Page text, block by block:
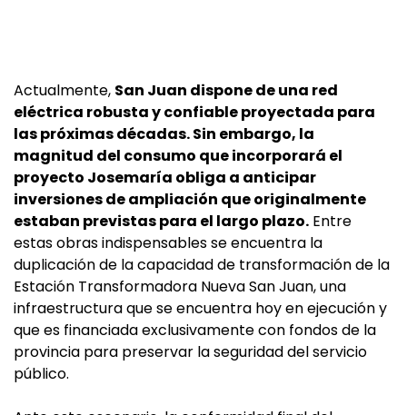
Actualmente, San Juan dispone de una red
eléctrica robusta y confiable proyectada para
las próximas décadas. Sin embargo, la
magnitud del consumo que incorporará el
proyecto Josemaría obliga a anticipar
inversiones de ampliación que originalmente
estaban previstas para el largo plazo. Entre
estas obras indispensables se encuentra la
duplicación de la capacidad de transformación de la
Estación Transformadora Nueva San Juan, una
infraestructura que se encuentra hoy en ejecución y
que es financiada exclusivamente con fondos de la
provincia para preservar la seguridad del servicio
público.